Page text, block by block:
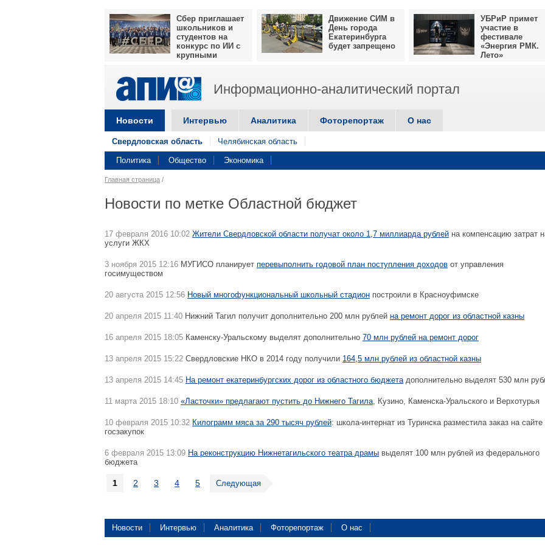
Сбер приглашает
школьников и
студентов на
конкурс по ИИ с
крупными
Движение СИМ в
День города
Екатеринбурга
будет запрещено
УБРиР примет
участие в
фестивале
«Энергия РМК.
Лето»
Информационно-аналитический портал
Новости Интервью Аналитика Фоторепортаж О нас
Свердловская область Челябинская область
Политика Общество Экономика
Главная страница /
Новости по метке Областной бюджет
17 февраля 2016 10:02 Жители Свердловской области получат около 1,7 миллиарда рублей на компенсацию затрат
услуги ЖКХ
3 ноября 2015 12:16 МУГИСО планирует перевыполнить годовой план поступления доходов от управления
госимуществом
20 августа 2015 12:56 Новый многофункциональный школьный стадион построили в Красноуфимске
20 апреля 2015 11:40 Нижний Тагил получит дополнительно 200 млн рублей на ремонт дорог из областной казны
16 апреля 2015 18:05 Каменску-Уральскому выделят дополнительно 70 млн рублей на ремонт дорог
13 апреля 2015 15:22 Свердловские НКО в 2014 году получили 164,5 млн рублей из областной казны
13 апреля 2015 14:45 На ремонт екатеринбургских дорог из областного бюджетадополнительно выделят 530 млн
11 марта 2015 18:10 «Ласточки» предлагают пустить до Нижнего Тагила, Кузино, Каменска-Уральского и Верхотурья
10 февраля 2015 10:32 Килограмм мяса за 290 тысяч рублей: школа-интернат из Туринска разместила заказ на сайте
госзакупок
6 февраля 2015 13:09 На реконструкцию Нижнетагильского театра драмы выделят 100 млн рублей из федерального
бюджета
1 2 3 4 5 Следующая
Новости Интервью Аналитика Фоторепортаж О нас